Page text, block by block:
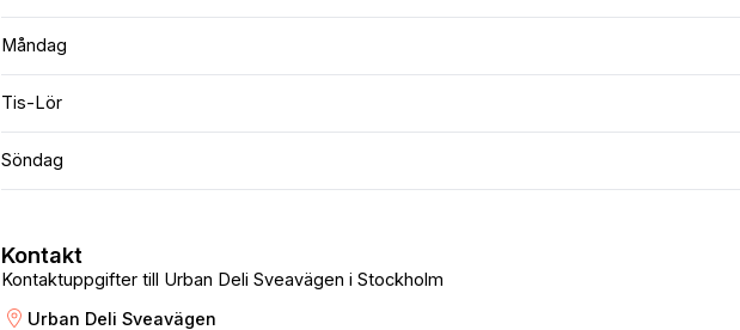
Måndag
Tis-Lör
Söndag
Kontaktuppgifter till Urban Deli Sveavägen i Stockholm
Kontakt
Urban Deli Sveavägen